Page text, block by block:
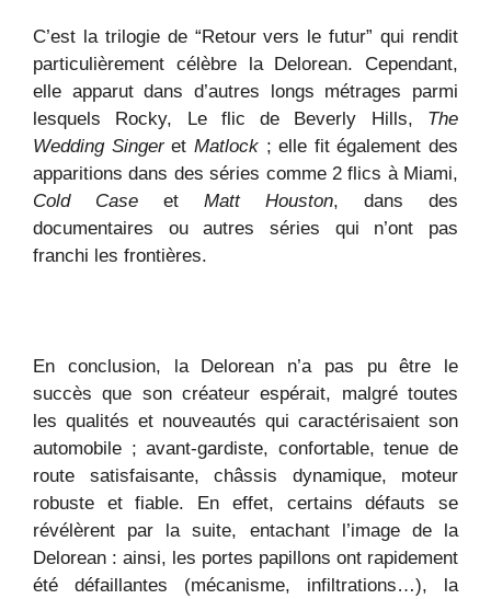
C’est la trilogie de “Retour vers le futur” qui rendit
particulièrement célèbre la Delorean. Cependant,
elle apparut dans d’autres longs métrages parmi
lesquels Rocky, Le flic de Beverly Hills, The
Wedding Singeret Matlock; elle fit également des
apparitions dans des séries comme 2 flics à Miami,
Cold Case et Matt Houston, dans des
documentaires ou autres séries qui n’ont pas
franchi les frontières.
En conclusion, la Delorean n’a pas pu être le
succès que son créateur espérait, malgré toutes
les qualités et nouveautés qui caractérisaient son
automobile ; avant-gardiste, confortable, tenue de
route satisfaisante, châssis dynamique, moteur
robuste et fiable. En effet, certains défauts se
révélèrent par la suite, entachant l’image de la
Delorean : ainsi, les portes papillons ont rapidement
été défaillantes (mécanisme, infiltrations…), la